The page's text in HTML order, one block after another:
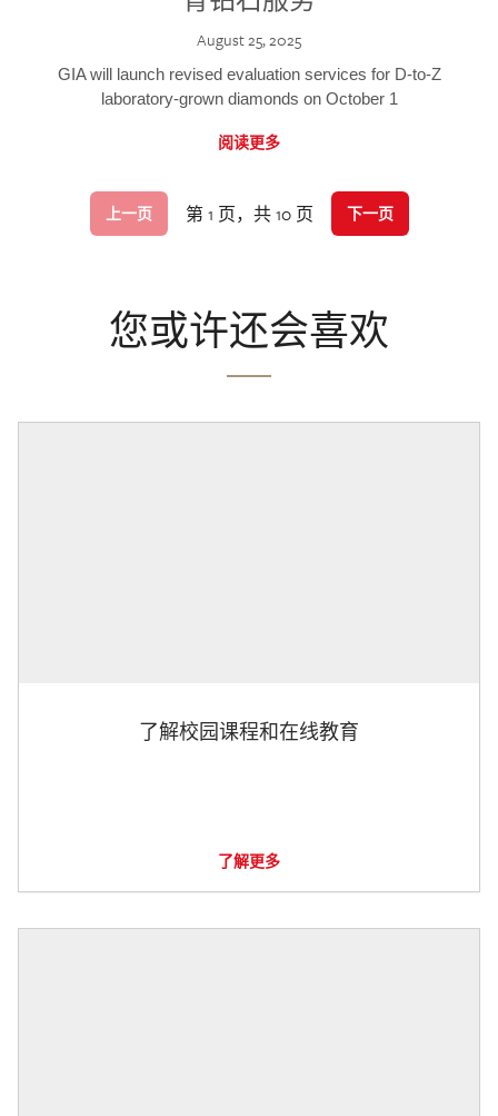
August 25, 2025
GIA will launch revised evaluation services for D-to-Z
laboratory-grown diamonds on October 1
阅读更多
上一页 第 1 页，共 10 页 下一页
您或许还会喜欢
了解校园课程和在线教育
了解更多